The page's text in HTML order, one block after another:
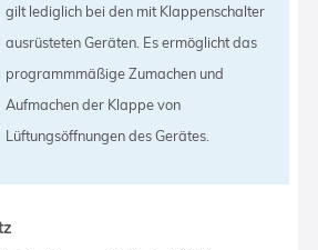
gilt lediglich bei den mit Klappenschalter
ausrüsteten Geräten. Es ermöglicht das
programmmäßige Zumachen und
Aufmachen der Klappe von
Lüftungsöffnungen des Gerätes.